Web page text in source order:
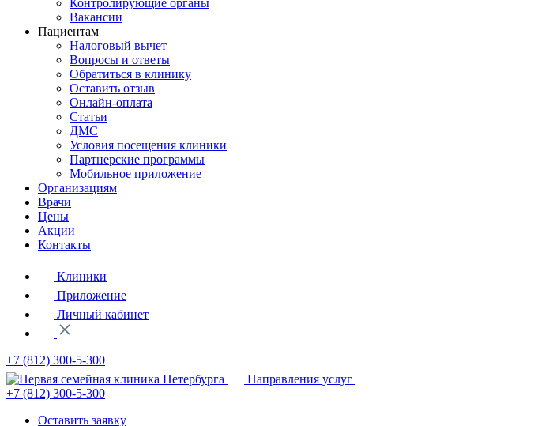
Контролирующие органы
Вакансии
Пациентам
Налоговый вычет
Вопросы и ответы
Обратиться в клинику
Оставить отзыв
Онлайн-оплата
Статьи
ДМС
Условия посещения клиники
Партнерские программы
Мобильное приложение
Организациям
Врачи
Цены
Акции
Контакты
Клиники
Приложение
Личный кабинет
+7 (812) 300-5-300
Направления услуг
+7 (812) 300-5-300
Оставить заявку